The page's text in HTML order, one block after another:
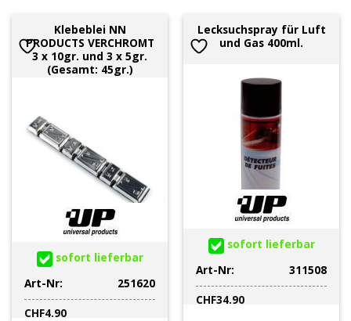
Klebeblei NN
PRODUCTS VERCHROMT
3 x 10gr. und 3 x 5gr.
(Gesamt: 45gr.)
sofort lieferbar
Art-Nr:
251620
CHF4.90
Lecksuchspray für Luft
und Gas 400ml.
sofort lieferbar
Art-Nr:
311508
CHF34.90